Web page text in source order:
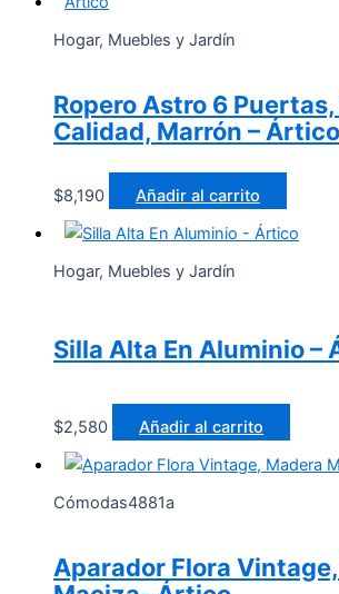
Hogar, Muebles y Jardín
Ropero Astro 6
Calidad, Marrón – Ártico
$8,190 Añadir al carrito
Hogar, Muebles y Jardín
Silla Alta En Aluminio –
$2,580 Añadir al carrito
Cómodas4881a
Aparador Flora